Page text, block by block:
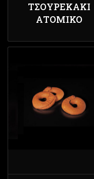
ΤΣΟΥΡΕΚΆΚΙ
ΑΤΟΜΙΚΌ